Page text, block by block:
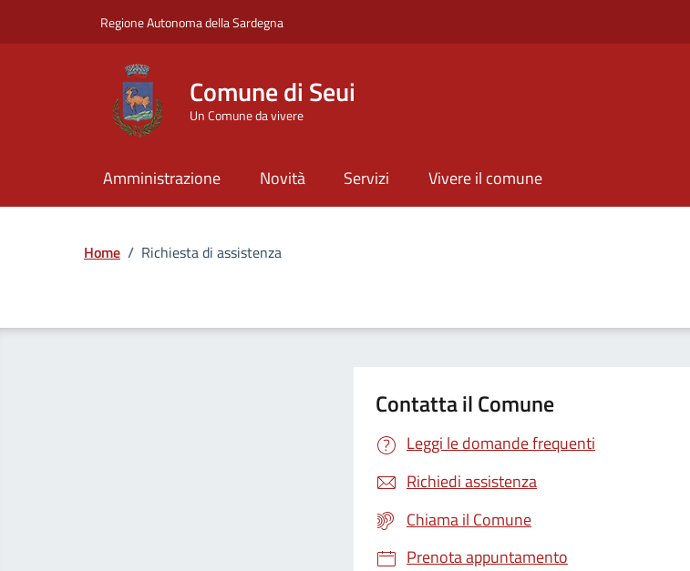
Regione Autonoma della Sardegna
Comune di Seui
Un Comune da vivere
Amministrazione Novità Servizi Vivere il comune
Home / Richiesta di assistenza
Contatta il Comune
Leggi le domande frequenti
Richiedi assistenza
Chiama il Comune
Prenota appuntamento